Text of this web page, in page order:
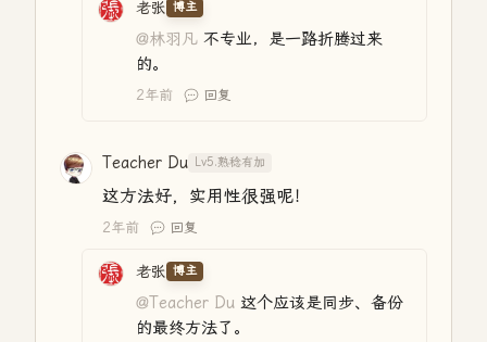
老张 博主
@林羽凡 不专业，是一路折腾过来
的。
2年前 回复
Teacher Du Lv5.熟稔有加
这方法好，实用性很强呢！
2年前 回复
老张 博主
@Teacher Du 这个应该是同步、备份
的最终方法了。